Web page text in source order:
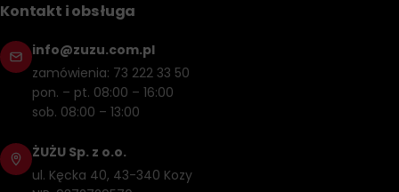
Kontakt i obsługa
info@zuzu.com.pl
zamówienia: 73 222 33 50
pon. – pt. 08:00 – 16:00
sob. 08:00 – 13:00
ŻUŻU Sp. z o.o.
ul. Kęcka 40, 43-340 Kozy